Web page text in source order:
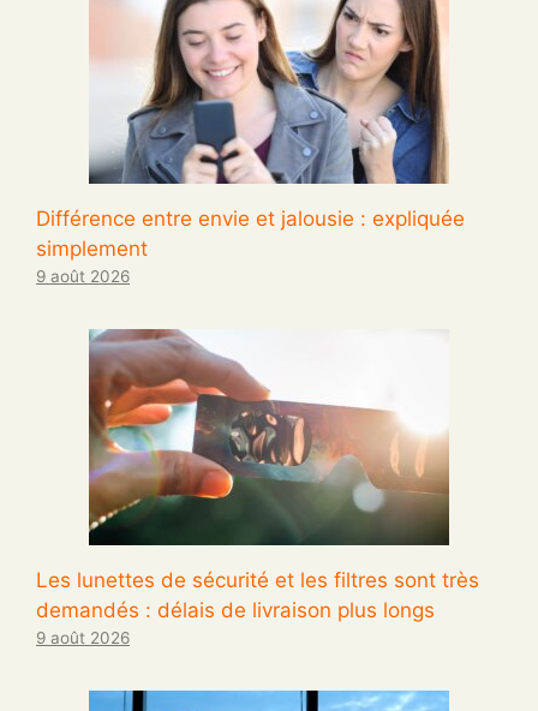
Différence entre envie et jalousie : expliquée
simplement
9 août 2026
Les lunettes de sécurité et les filtres sont très
demandés : délais de livraison plus longs
9 août 2026